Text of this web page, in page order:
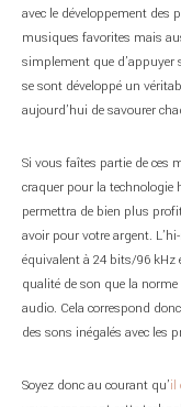
avec le développement des
musiques favorites mais
simplement que
se sont développé un
aujourd’hui de savourer
Si vous faîtes partie de ces
craquer pour la technologie
permettra de bien plus
avoir pour votre argent.
équivalent à 24 bits/96 kHz
qualité de son que la
audio. Cela correspond
des sons inégalés avec les
Soyez donc au courant qu’il